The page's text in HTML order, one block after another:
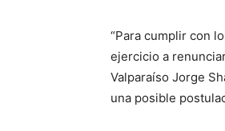
“Para cumplir con
ejercicio a
Valparaíso Jorge
una posible